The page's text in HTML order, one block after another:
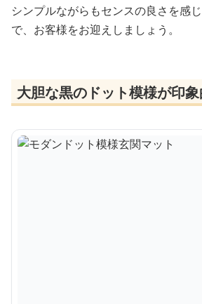
シンプルながらもセンスの良さを感
で、お客様をお迎えしましょう。
大胆な黒のドット模様が印